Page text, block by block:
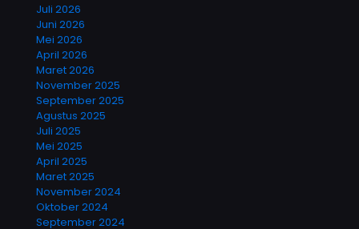
Juli 2026
Juni 2026
Mei 2026
April 2026
Maret 2026
November 2025
September 2025
Agustus 2025
Juli 2025
Mei 2025
April 2025
Maret 2025
November 2024
Oktober 2024
September 2024